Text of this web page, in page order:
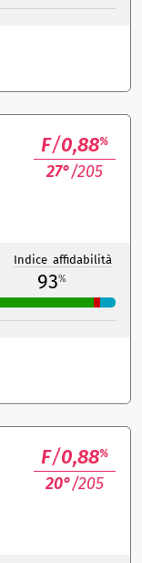
F/0,88%
27°/205
Indice affidabilità
93%
F/0,88%
20°/205